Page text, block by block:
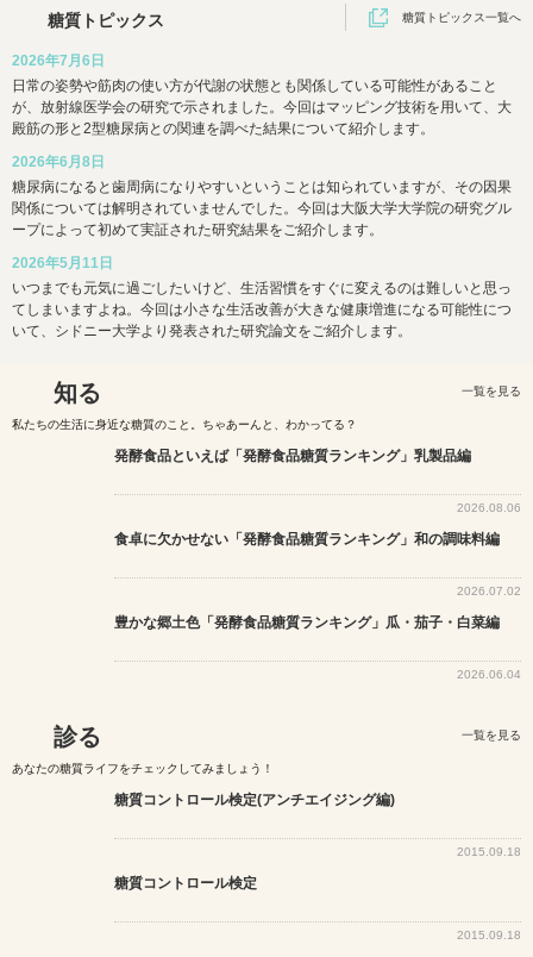
糖質トピックス一覧へ
糖質トピックス
2026年7月6日
日常の姿勢や筋肉の使い方が代謝の状態とも関係している可能性があること
が、放射線医学会の研究で示されました。今回はマッピング技術を用いて、大
殿筋の形と2型糖尿病との関連を調べた結果について紹介します。
2026年6月8日
糖尿病になると歯周病になりやすいということは知られていますが、その因果
関係については解明されていませんでした。今回は大阪大学大学院の研究グル
ープによって初めて実証された研究結果をご紹介します。
2026年5月11日
いつまでも元気に過ごしたいけど、生活習慣をすぐに変えるのは難しいと思っ
てしまいますよね。今回は小さな生活改善が大きな健康増進になる可能性につ
いて、シドニー大学より発表された研究論文をご紹介します。
知る
私たちの生活に身近な糖質のこと。ちゃあーんと、わかってる？
一覧を見る
発酵食品といえば「発酵食品糖質ランキング」乳製品編
2026.08.06
食卓に欠かせない「発酵食品糖質ランキング」和の調味料編
2026.07.02
豊かな郷土色「発酵食品糖質ランキング」瓜・茄子・白菜編
2026.06.04
診る
あなたの糖質ライフをチェックしてみましょう！
一覧を見る
糖質コントロール検定(アンチエイジング編)
2015.09.18
糖質コントロール検定
2015.09.18